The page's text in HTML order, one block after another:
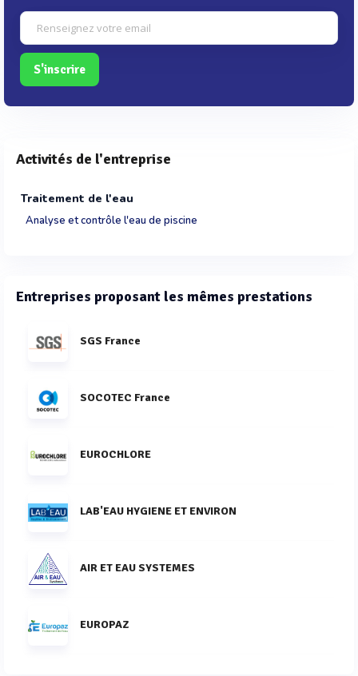
S'inscrire
Activités de l'entreprise
Traitement de l'eau
Analyse et contrôle l'eau de piscine
Entreprises proposant les mêmes prestations
SGS France
SOCOTEC France
EUROCHLORE
LAB'EAU HYGIENE ET ENVIRON
AIR ET EAU SYSTEMES
EUROPAZ